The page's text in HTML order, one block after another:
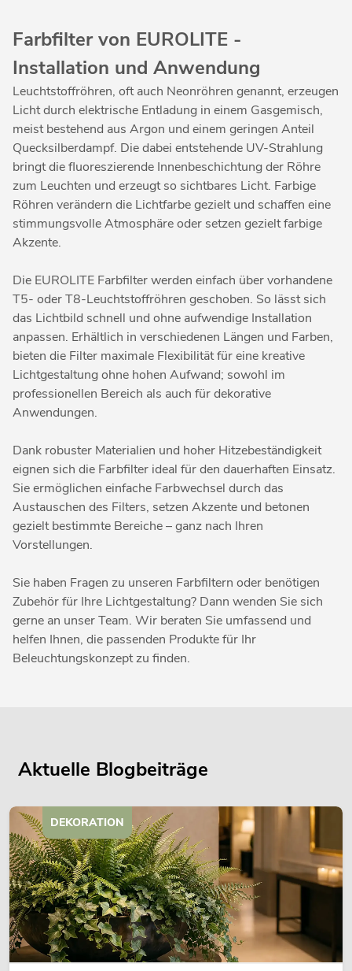
Farbfilter von EUROLITE -
Installation und Anwendung
Leuchtstoffröhren, oft auch Neonröhren genannt, erzeugen
Licht durch elektrische Entladung in einem Gasgemisch,
meist bestehend aus Argon und einem geringen Anteil
Quecksilberdampf. Die dabei entstehende UV-Strahlung
bringt die fluoreszierende Innenbeschichtung der Röhre
zum Leuchten und erzeugt so sichtbares Licht. Farbige
Röhren verändern die Lichtfarbe gezielt und schaffen eine
stimmungsvolle Atmosphäre oder setzen gezielt farbige
Akzente.
Die EUROLITE Farbfilter werden einfach über vorhandene
T5- oder T8-Leuchtstoffröhren geschoben. So lässt sich
das Lichtbild schnell und ohne aufwendige Installation
anpassen. Erhältlich in verschiedenen Längen und Farben,
bieten die Filter maximale Flexibilität für eine kreative
Lichtgestaltung ohne hohen Aufwand; sowohl im
professionellen Bereich als auch für dekorative
Anwendungen.
Dank robuster Materialien und hoher Hitzebeständigkeit
eignen sich die Farbfilter ideal für den dauerhaften Einsatz.
Sie ermöglichen einfache Farbwechsel durch das
Austauschen des Filters, setzen Akzente und betonen
gezielt bestimmte Bereiche – ganz nach Ihren
Vorstellungen.
Sie haben Fragen zu unseren Farbfiltern oder benötigen
Zubehör für Ihre Lichtgestaltung? Dann wenden Sie sich
gerne an unser Team. Wir beraten Sie umfassend und
helfen Ihnen, die passenden Produkte für Ihr
Beleuchtungskonzept zu finden.
Aktuelle Blogbeiträge
DEKORATION